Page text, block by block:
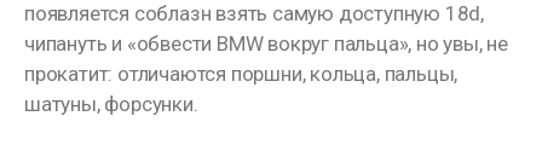
появляется соблазн взять самую доступную 18d,
чипануть и «обвести BMW вокруг пальца», но увы, не
прокатит: отличаются поршни, кольца, пальцы,
шатуны, форсунки.